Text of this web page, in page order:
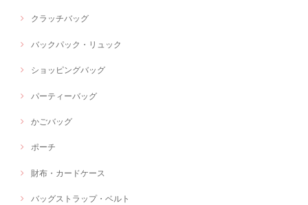
クラッチバッグ
バックパック・リュック
ショッピングバッグ
パーティーバッグ
かごバッグ
ポーチ
財布・カードケース
バッグストラップ・ベルト